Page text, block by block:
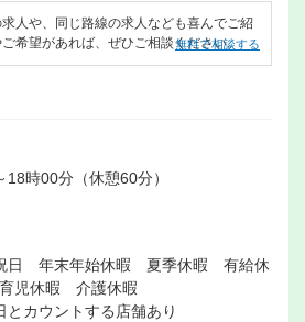
人や、同じ路線の求人なども喜んでご紹
希望があれば、ぜひご相談ください。
無料で相談する
時00分（休憩60分）
日 年末年始休暇 夏季休暇 有給休
児休暇 介護休暇
カウントする店舗あり